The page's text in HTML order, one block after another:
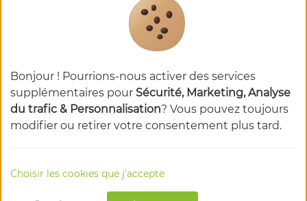
Bonjour ! Pourrions-nous activer des services
supplémentaires pour Sécurité, Marketing, Analyse
du trafic & Personnalisation? Vous pouvez toujours
modifier ou retirer votre consentement plus tard.
Choisir les cookies que j'accepte